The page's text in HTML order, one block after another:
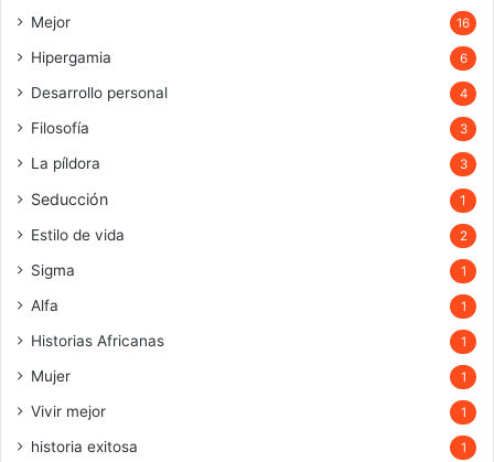
Mejor 16
Hipergamia 6
Desarrollo personal 4
Filosofía 3
La píldora 3
Seducción 1
Estilo de vida 2
Sigma 1
Alfa 1
Historias Africanas 1
Mujer 1
Vivir mejor 1
historia exitosa 1